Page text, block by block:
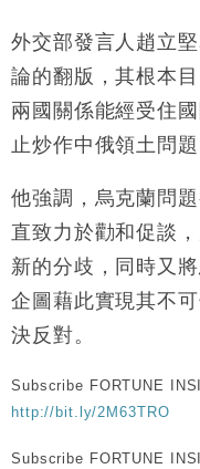
17:33
財經｜滙豐上
及消費表現
16:47
本地｜假冒內
損失近6900萬
16:05
財經｜日經失
外交部發言人趙立
論的翻版，其根本
兩國關係能經受住
止炒作中俄領土問
他強調，烏克蘭問
直致力於勸和促談
新的分歧，同時又
企圖藉此實現其不
決反對。
Subscribe FORTUNE
http://bit.ly/2M63TRO
Subscribe FORTUNE